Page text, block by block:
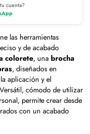
cuenta?
las herramientas
y de acabado
colorete, unabrocha
, diseñados en
aplicación y el
cómodo de utilizar
permite crear desde
con un acabado